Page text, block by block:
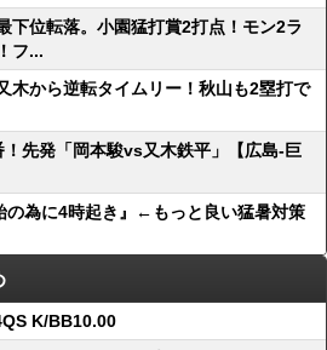
下位転落。小園猛打賞2打点！モン2ラ
フ...
木から逆転タイムリー！秋山も2塁打で
！先発「岡本駿vs又木鉄平」【広島-巨
の為に4時起き』←もっと良い猛暑対策
K/BB10.00